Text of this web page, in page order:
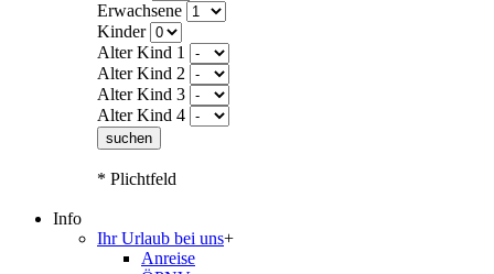
Erwachsene
Kinder
Alter Kind 1
Alter Kind 2
Alter Kind 3
Alter Kind 4
suchen
* Plichtfeld
Info
Ihr Urlaub bei uns+
Anreise